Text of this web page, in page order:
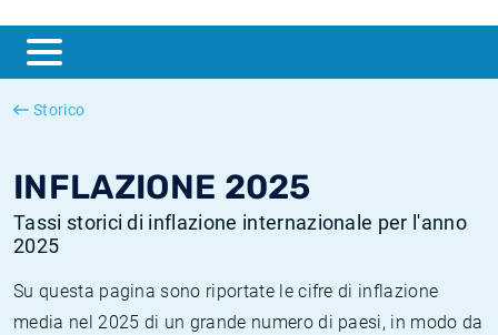
Storico
INFLAZIONE 2025
Tassi storici di inflazione internazionale per l'anno
2025
Su questa pagina sono riportate le cifre di inflazione
media nel 2025 di un grande numero di paesi, in modo da
ESTER
SONIA
Inflazione Italia
Inflazione Stati Uniti
Tassi storici di SONIA
Tassi storici di TONAR